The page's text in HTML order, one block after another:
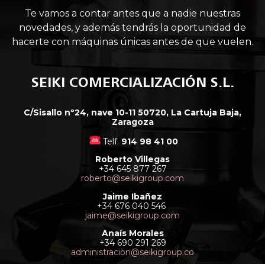
Te vamos a contar antes que a nadie nuestras
novedades, y además tendrás la oportunidad de
hacerte con máquinas únicas antes de que vuelen.
SEIKI COMERCIALIZACIÓN S.L.
C/Sisallo nº24, nave 10-11 50720, La Cartuja Baja,
Zaragoza
Telf. 914 98 41 00
Roberto Villegas
+34 645 877 267
roberto@seikigroup.com
Jaime Ibañez
+34 676 040 546
jaime@seikigroup.com
Anaís Morales
+34 690 291 269
administracion@seikigroup.co